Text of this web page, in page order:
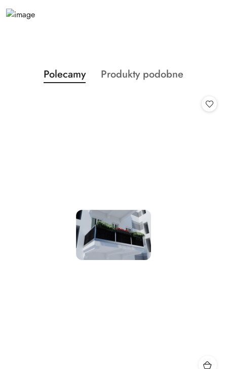
Pomiń karuzelę produktów
Produkty
o
Polecamy
Produkty
Produkty podobne